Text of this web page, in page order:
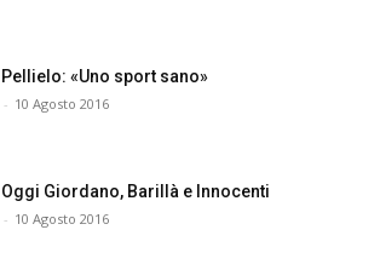
Pellielo: «Uno sport sano»
- 10 Agosto 2016
Oggi Giordano, Barillà e Innocenti
- 10 Agosto 2016